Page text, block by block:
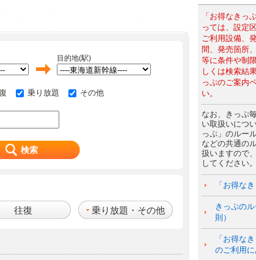
目的地(駅)
乗り放題 その他
検索
往復 乗り放題・その他
「お得なきっ
っては、設定
ご利用設備、
間、発売箇所
等に条件や制
しくは検索結
っぷのご案内
い。
なお、きっぷ
い取扱いにつ
っぷ」のルー
などの共通の
扱いますので
してください。
「お得な
きっぷの
則）
「お得な
のご利用